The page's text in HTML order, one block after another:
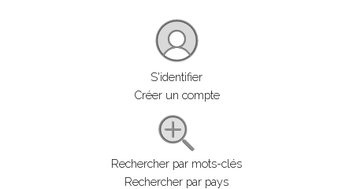
S'identifier
Créer un compte
Rechercher par mots-clés
Rechercher par pays